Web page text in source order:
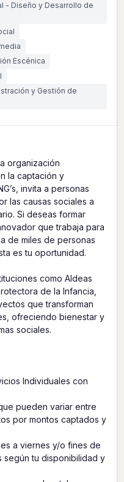
- Diseño y Desarrollo de
Escénica
y Gestión de
organización
la captación y
invita a personas
las causas sociales a
Si deseas formar
que trabaja para
de miles de personas
es tu oportunidad.
como Aldeas
de la Infancia,
que transforman
ofreciendo bienestar y
sociales.
Individuales con
pueden variar entre
por montos captados y
a viernes y/o fines de
según tu disponibilidad y